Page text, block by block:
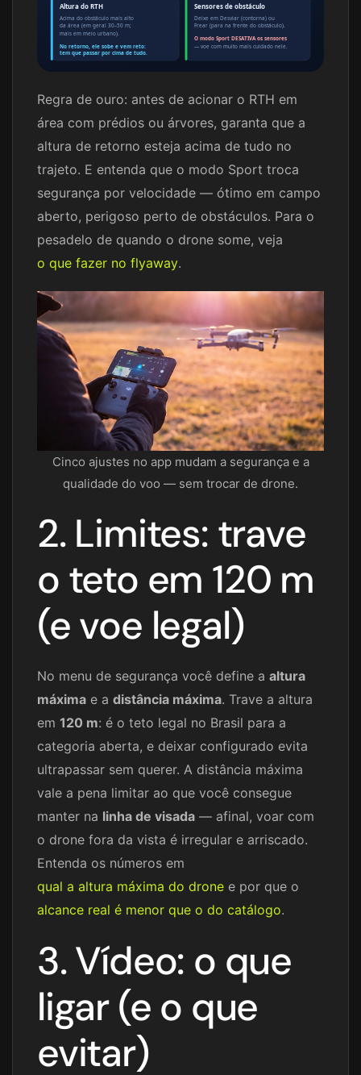
Altura do RTH
Acima do obstáculo mais alto
da área (em geral 30–50 m;
mais em meio urbano).
No retorno, ele sobe e vem reto:
tem que passar por cima de tudo.
Sensores de obstáculo
Deixe em Desviar (contorna) ou
Frear (para na frente do obstáculo).
O modo Sport DESATIVA os sensores
— voe com muito mais cuidado nele.
Regra de ouro: antes de acionar o RTH em
área com prédios ou árvores, garanta que a
altura de retorno esteja acima de tudo no
trajeto. E entenda que o modo Sport troca
segurança por velocidade — ótimo em campo
aberto, perigoso perto de obstáculos. Para o
pesadelo de quando o drone some, veja
o que fazer no flyaway.
Cinco ajustes no app mudam a segurança e a
qualidade do voo — sem trocar de drone.
2. Limites: trave
o teto em 120 m
(e voe legal)
No menu de segurança você define a altura
máxima e a distância máxima. Trave a altura
em 120 m: é o teto legal no Brasil para a
categoria aberta, e deixar configurado evita
ultrapassar sem querer. A distância máxima
vale a pena limitar ao que você consegue
manter na linha de visada — afinal, voar com
o drone fora da vista é irregular e arriscado.
Entenda os números em
qual a altura máxima do drone e por que o
alcance real é menor que o do catálogo.
3. Vídeo: o que
ligar (e o que
evitar)